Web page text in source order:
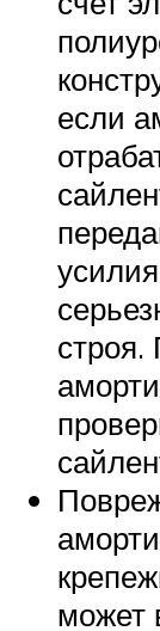
если
строя.
может